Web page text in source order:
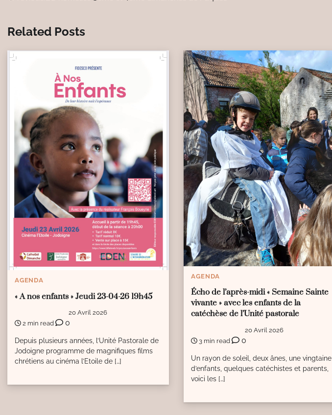
l’article
Related Posts
AGENDA
« A nos enfants » Jeudi 23-04-26 19h45
20 Avril 2026
2 min read
0
Depuis plusieurs années, l’Unité Pastorale de
Jodoigne programme de magnifiques films
chrétiens au cinéma l’Etoile de […]
AGENDA
Écho de l’après-midi « Semaine Sainte
vivante » avec les enfants de la
catéchèse de l’Unité pastorale
20 Avril 2026
3 min read
0
Un rayon de soleil, deux ânes, une vingtaine
d’enfants, quelques catéchistes et parents,
voici les […]